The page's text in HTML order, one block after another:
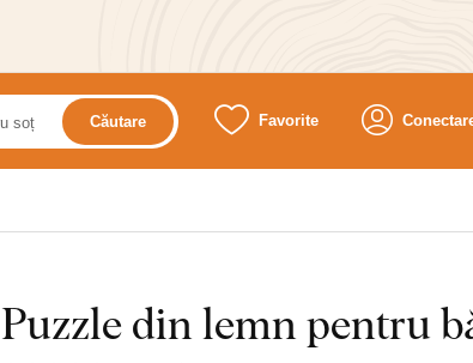
Căutare Favorite
Puzzle din lemn pentru